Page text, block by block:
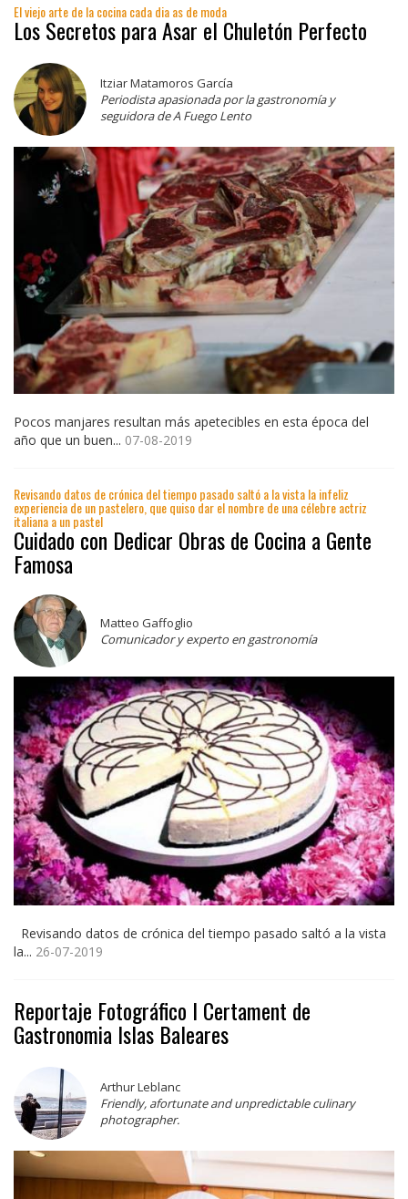
El viejo arte de la cocina cada dia as de moda
Los Secretos para Asar el Chuletón Perfecto
Itziar Matamoros García
Periodista apasionada por la gastronomía y
seguidora de A Fuego Lento
Pocos manjares resultan más apetecibles en esta época del
año que un buen... 07-08-2019
Revisando datos de crónica del tiempo pasado saltó a la vista la infeliz
experiencia de un pastelero, que quiso dar el nombre de una célebre actriz
italiana a un pastel
Cuidado con Dedicar Obras de Cocina a Gente
Famosa
Matteo Gaffoglio
Comunicador y experto en gastronomía
Revisando datos de crónica del tiempo pasado saltó a la vista
la... 26-07-2019
Reportaje Fotográfico I Certament de
Gastronomia Islas Baleares
Arthur Leblanc
Friendly, afortunate and unpredictable culinary
photographer.